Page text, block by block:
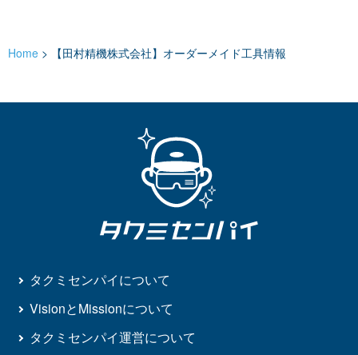
Home > 【田村精機株式会社】オーダーメイド工具情報
タクミセンパイについて
VisionとMissionについて
タクミセンパイ運営について